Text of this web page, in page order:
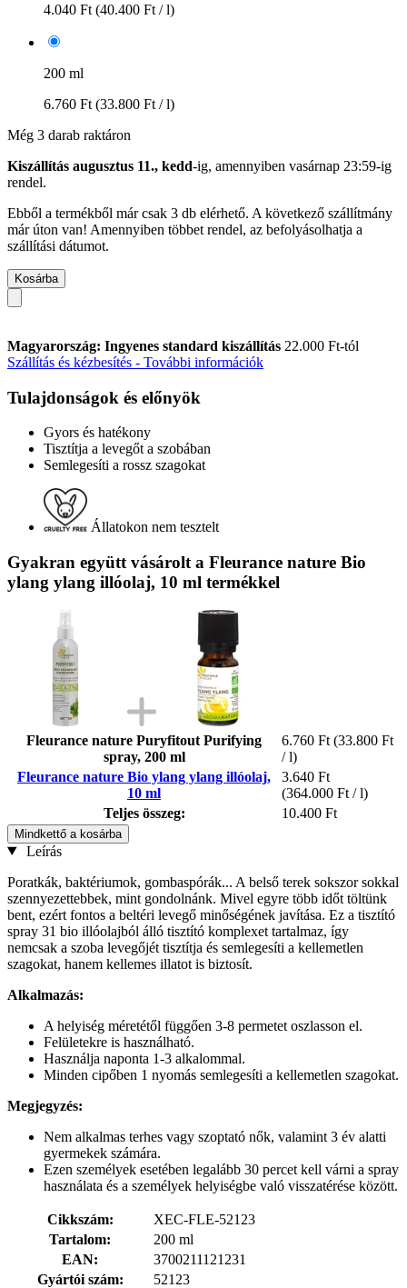
4.040 Ft (40.400 Ft / l)
200 ml
6.760 Ft (33.800 Ft / l)
Még 3 darab raktáron
Kiszállítás augusztus 11., kedd-ig, amennyiben vasárnap 23:59-ig
rendel.
Ebből a termékből már csak 3 db elérhető. A következő szállítmány
már úton van! Amennyiben többet rendel, az befolyásolhatja a
szállítási dátumot.
Kosárba
Magyarország: Ingyenes standard kiszállítás 22.000 Ft-tól
Szállítás és kézbesítés - További információk
Tulajdonságok és előnyök
Gyors és hatékony
Tisztítja a levegőt a szobában
Semlegesíti a rossz szagokat
Állatokon nem tesztelt
Gyakran együtt vásárolt a Fleurance nature Bio
ylang ylang illóolaj, 10 ml termékkel
Fleurance nature Puryfitout Purifying
spray, 200 ml
6.760 Ft (33.800 Ft
/ l)
Fleurance nature Bio ylang ylang illóolaj,
10 ml
3.640 Ft
(364.000 Ft / l)
Teljes összeg:
10.400 Ft
Mindkettő a kosárba
Leírás
Poratkák, baktériumok, gombaspórák... A belső terek sokszor sokkal
szennyezettebbek, mint gondolnánk. Mivel egyre több időt töltünk
bent, ezért fontos a beltéri levegő minőségének javítása. Ez a tisztító
spray 31 bio illóolajból álló tisztító komplexet tartalmaz, így
nemcsak a szoba levegőjét tisztítja és semlegesíti a kellemetlen
szagokat, hanem kellemes illatot is biztosít.
Alkalmazás:
A helyiség méretétől függően 3-8 permetet oszlasson el.
Felületekre is használható.
Használja naponta 1-3 alkalommal.
Minden cipőben 1 nyomás semlegesíti a kellemetlen szagokat.
Megjegyzés:
Nem alkalmas terhes vagy szoptató nők, valamint 3 év alatti
gyermekek számára.
Ezen személyek esetében legalább 30 percet kell várni a spray
használata és a személyek helyiségbe való visszatérése között.
Cikkszám:
XEC-FLE-52123
Tartalom:
200 ml
EAN:
3700211121231
Gyártói szám:
52123